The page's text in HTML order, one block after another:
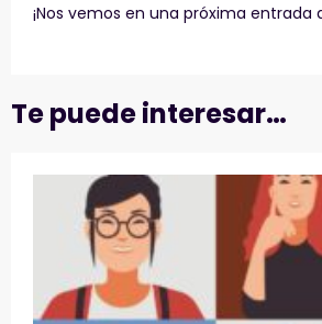
¡Nos vemos en una próxima entrada
Te puede interesar…